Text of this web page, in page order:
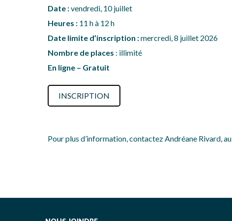
Date :vendredi, 10 juillet
Heures : 11 h à 12 h
Date limite d’inscription :mercredi, 8 juillet 2026
Nombre de places : illimité
En ligne – Gratuit
INSCRIPTION
Pour plus d’information, contactez Andréane Rivard, au